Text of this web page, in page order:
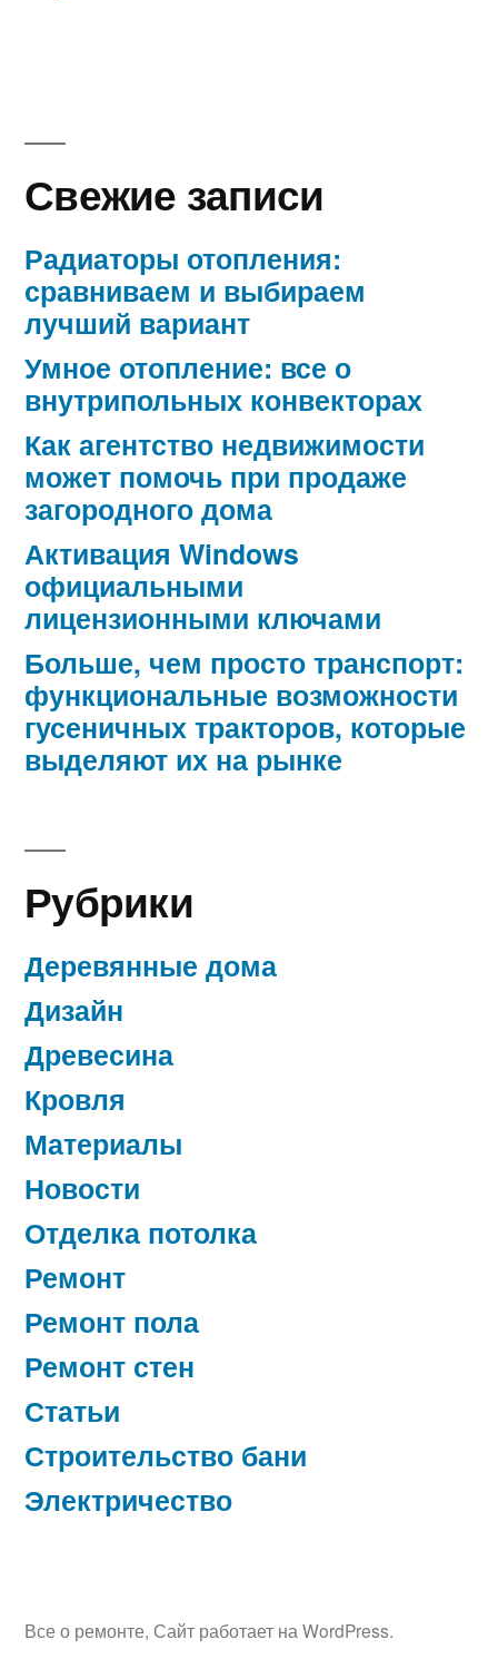
Свежие записи
Радиаторы отопления:
сравниваем и выбираем
лучший вариант
Умное отопление: все о
внутрипольных конвекторах
Как агентство недвижимости
может помочь при продаже
загородного дома
Активация Windows
официальными
лицензионными ключами
Больше, чем просто транспорт:
функциональные возможности
гусеничных тракторов, которые
выделяют их на рынке
Рубрики
Деревянные дома
Дизайн
Древесина
Кровля
Материалы
Новости
Отделка потолка
Ремонт
Ремонт пола
Ремонт стен
Статьи
Строительство бани
Электричество
Все о ремонте, Сайт работает на WordPress.